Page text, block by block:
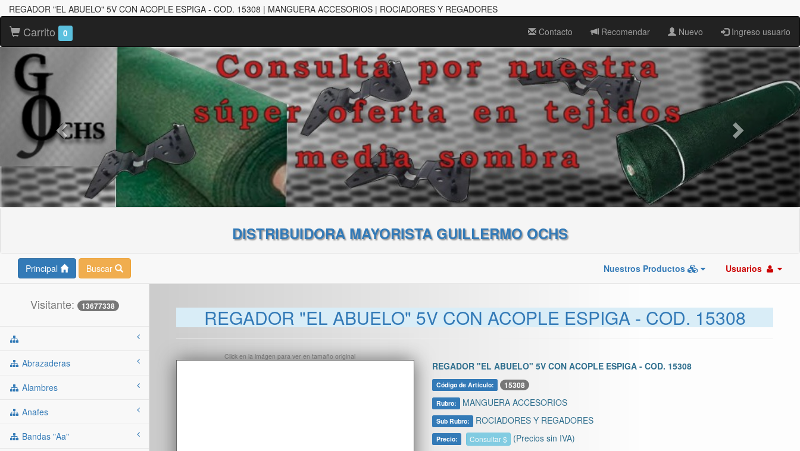
REGADOR "EL ABUELO" 5V CON ACOPLE ESPIGA - COD. 15308 | MANGUERA ACCESORIOS | ROCIADORES Y REGADORES
Carrito 0 Contacto Recomendar Nuevo Ingreso usuario
DISTRIBUIDORA MAYORISTA GUILLERMO OCHS
Principal Buscar Nuestros Productos Usuarios
Visitante: 13677338
Abrazaderas
Alambres
Anafes
Bandas "aa"
REGADOR "EL ABUELO" 5V CON ACOPLE ESPIGA - COD. 15308
Click en la imágen para ver en tamaño original
REGADOR "EL ABUELO" 5V CON ACOPLE ESPIGA - COD. 15308
Código de Artículo: 15308
Rubro: MANGUERA ACCESORIOS
Sub Rubro: ROCIADORES Y REGADORES
Precio: Consultar $ (Precios sin IVA)